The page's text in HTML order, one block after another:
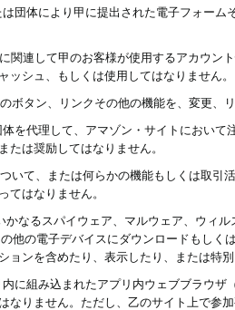
団体により甲に提出された電子フォー
関連して甲のお客様が使用するアカウン
ッシュ、もしくは使用してはなりません。
ボタン、リンクその他の機能を、変更、
を代理して、アマゾン・サイトにおい
たは奨励してはなりません。
いて、または何らかの機能もしくは取
てはなりません。
かなるスパイウェア、マルウェア、ウィ
他の電子デバイスにダウンロードもし
ョンを含めたり、表示したり、または特
に組み込まれたアプリ内ウェブブラウ
なりません。ただし、乙のサイト上で参